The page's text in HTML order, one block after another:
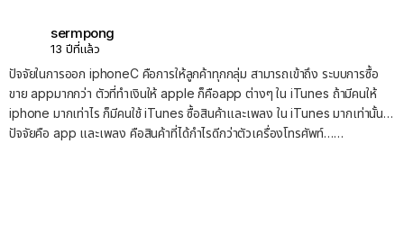
sermpong
13 ปีที่แล้ว
ปัจจัยในการออก iphoneC คือการให้ลูกค้าทุกกลุ่ม สามารถเข้าถึง ระบบการซื้อ
ขาย appมากกว่า ตัวที่ทำเงินให้ apple ก็คือapp ต่างๆ ใน iTunes ถ้ามีคนให้
iphone มากเท่าไร ก็มีคนใช้ iTunes ซื้อสินค้าและเพลง ใน iTunes มากเท่านั้น…
ปัจจัยคือ app และเพลง คือสินค้าที่ได้กำไรดีกว่าตัวเครื่องโทรศัพท์……